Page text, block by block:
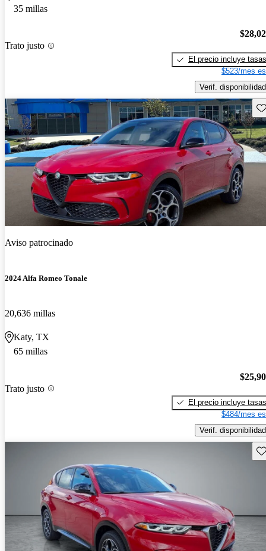
35 millas
Trato justo
El precio incluye tasas
$523/mes
Verif. disponibilidad
Aviso patrocinado
2024 Alfa Romeo Tonale
20,636 millas
Katy, TX
65 millas
Trato justo
El precio incluye tasas
$484/mes
Verif. disponibilidad